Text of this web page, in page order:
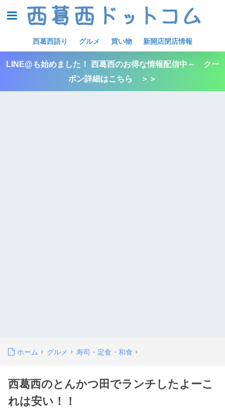
西葛西語り グルメ 買い物 新開店閉店情報
LINE@も始めました！ 西葛西のお得な情報配信中～ クー
ポン詳細はこちら ＞＞
ホーム グルメ 寿司・定食・和食
西葛西のとんかつ田でランチしたよーこ
れは安い！！